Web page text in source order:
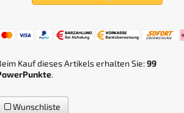
Kauf dieses Artikels erhalten Sie:99
.
Wunschliste